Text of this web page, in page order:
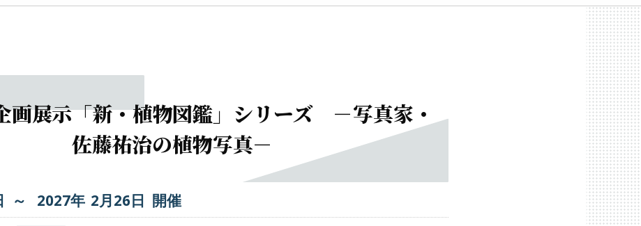
画展示「新・植物図鑑」 シリーズ－写真家 ・
佐藤祐治の植物写真－
～ 2027年 2月26日 開催